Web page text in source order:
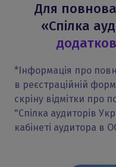
Для
«Спілка
*Інформація про
в реєстраційній
скріну відмітки про
"Спілка аудиторів
кабінеті аудитора в